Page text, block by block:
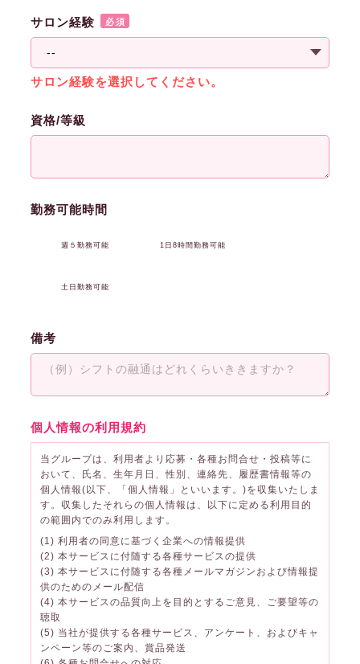
サロン経験 必須
サロン経験を選択してください。
資格/等級
勤務可能時間
週５勤務可能 1日8時間勤務可能
土日勤務可能
備考
個人情報の利用規約
当グループは、利用者より応募・各種お問合せ・投稿等に
おいて、氏名、生年月日、性別、連絡先、履歴書情報等の
個人情報(以下、「個人情報」といいます。)を収集いたしま
す。収集したそれらの個人情報は、以下に定める利用目的
の範囲内でのみ利用します。
(1) 利用者の同意に基づく企業への情報提供
(2) 本サービスに付随する各種サービスの提供
(3) 本サービスに付随する各種メールマガジンおよび情報提
供のためのメール配信
(4) 本サービスの品質向上を目的とするご意見、ご要望等の
聴取
(5) 当社が提供する各種サービス、アンケート、およびキャ
ンペーン等のご案内、賞品発送